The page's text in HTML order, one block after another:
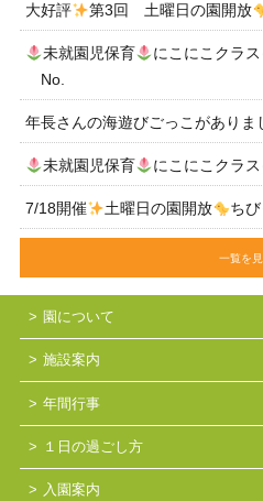
大好評 第3回 土曜日の園開放
未就園児保育 にこにこクラス
No.
年長さんの海遊びごっこがありま
未就園児保育 にこにこクラス
7/18開催 土曜日の園開放 ち
一覧を
園について
施設案内
年間行事
１日の過ごし方
入園案内